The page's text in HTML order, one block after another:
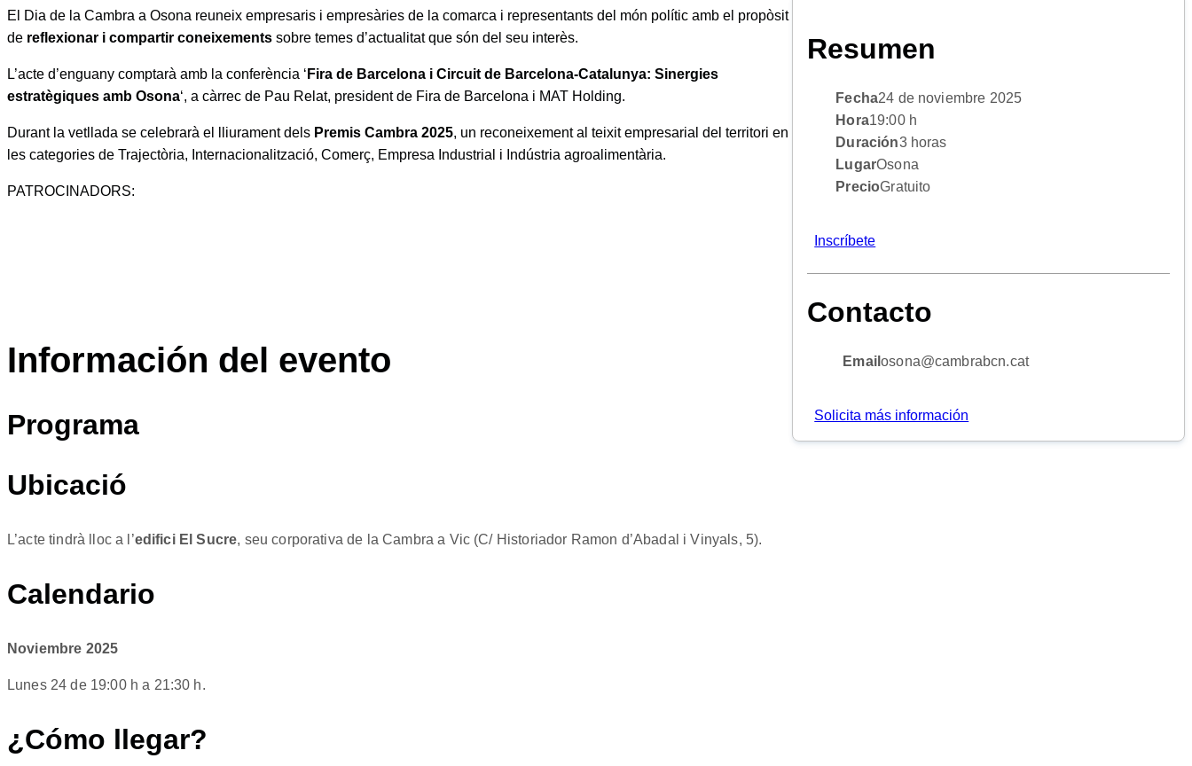
El Dia de la Cambra a Osona reuneix empresaris i empresàries de la comarca i representants del món polític amb el propòsit
de reflexionar i compartir coneixements sobre temes d’actualitat que són del seu interès.
L’acte d’enguany comptarà amb la conferència ‘ Fira de Barcelona i Circuit de Barcelona-Catalunya: Sinergies
estratègiques amb Osona‘, a càrrec de Pau Relat, president de Fira de Barcelona i MAT Holding.
Durant la vetllada se celebrarà el lliurament dels Premis Cambra 2025, un reconeixement al teixit empresarial del territori en
les categories de Trajectòria, Internacionalització, Comerç, Empresa Industrial i Indústria agroalimentària.
PATROCINADORS:
Información del evento
Programa
Ubicació
L’acte tindrà lloc a l’edifici El Sucre, seu corporativa de la Cambra a Vic (C/ Historiador Ramon d’Abadal i Vinyals, 5).
Calendario
Noviembre 2025
Lunes 24 de 19:00 h a 21:30 h.
¿Cómo llegar?
Resumen
Fecha24 de noviembre 2025
Hora19:00 h
Duración3 horas
LugarOsona
PrecioGratuito
Inscríbete
Contacto
Emailosona@cambrabcn.cat
Solicita más información